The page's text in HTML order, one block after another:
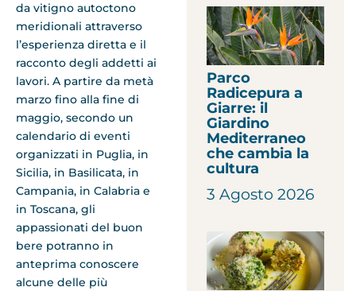
da vitigno autoctono
meridionali attraverso
l’esperienza diretta e il
racconto degli addetti ai
lavori. A partire da metà
marzo fino alla fine di
maggio, secondo un
calendario di eventi
organizzati in Puglia, in
Sicilia, in Basilicata, in
Campania, in Calabria e
in Toscana, gli
appassionati del buon
bere potranno in
anteprima conoscere
alcune delle più
Parco
Radicepura a
Giarre: il
Giardino
Mediterraneo
che cambia la
cultura
3 Agosto 2026